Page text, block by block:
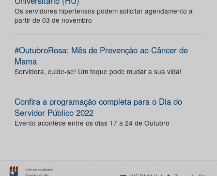
Os servidores hipertensos podem solicitar agendamento a
partir de 03 de novembro
#OutubroRosa: Mês de Prevenção ao Câncer de
Mama
Servidora, cuide-se! Um toque pode mudar a sua vida!
Confira a programação completa para o Dia do
Servidor Público 2022
Evento acontece entre os dias 17 a 24 de Outubro